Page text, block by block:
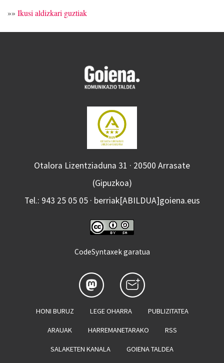
»» Ikusi aldizkari guztiak
Otalora Lizentziaduna 31 · 20500 Arrasate
(Gipuzkoa)
Tel.: 943 25 05 05 · berriak[ABILDUA]goiena.eus
CodeSyntaxek garatua
HONI BURUZ LEGE OHARRA PUBLIZITATEA
ARAUAK HARREMANETARAKO RSS
SALAKETEN KANALA GOIENA TALDEA